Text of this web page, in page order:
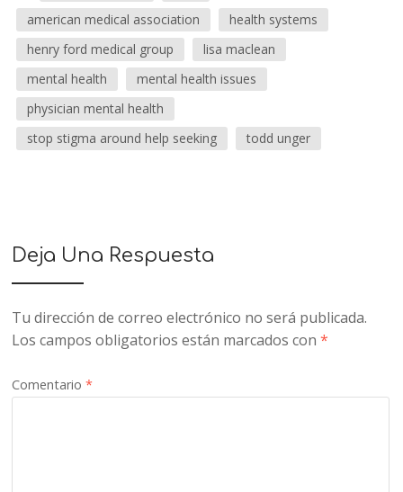
american medical association
health systems
henry ford medical group
lisa maclean
mental health
mental health issues
physician mental health
stop stigma around help seeking
todd unger
Deja Una Respuesta
Tu dirección de correo electrónico no será publicada.
Los campos obligatorios están marcados con*
Comentario*